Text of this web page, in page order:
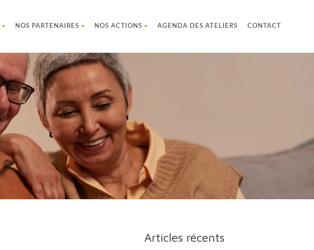
NOS PARTENAIRES NOS ACTIONS AGENDA DES ATELIERS CONTACT
Articles récents